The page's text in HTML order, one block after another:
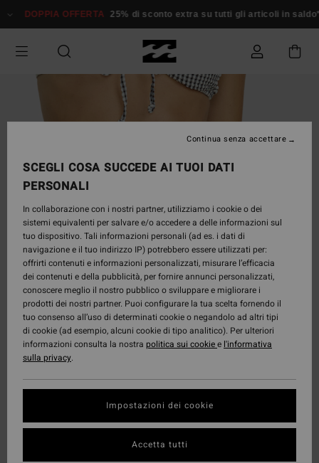
alle
prodotto
DOPPIA OFFERTA 25% di sconto extra su tutti gli articoli in saldo*
SCEGLI COSA SUCCEDE AI TUOI DATI
PERSONALI
In collaborazione con i nostri partner, utilizziamo i cookie o dei
sistemi equivalenti per salvare e/o accedere a delle informazioni sul
tuo dispositivo. Tali informazioni personali (ad es. i dati di
navigazione e il tuo indirizzo IP) potrebbero essere utilizzati per:
offrirti contenuti e informazioni personalizzati, misurare l’efficacia
dei contenuti e della pubblicità, per fornire annunci personalizzati,
conoscere meglio il nostro pubblico o sviluppare e migliorare i
prodotti dei nostri partner. Puoi configurare la tua scelta fornendo il
tuo consenso all’uso di determinati cookie o negandolo ad altri tipi
di cookie (ad esempio, alcuni cookie di tipo analitico). Per ulteriori
informazioni consulta la nostra politica sui cookiee l'informativa
sulla privacy.
Impostazioni dei cookie
Continua senza accettare
Accetta tutti